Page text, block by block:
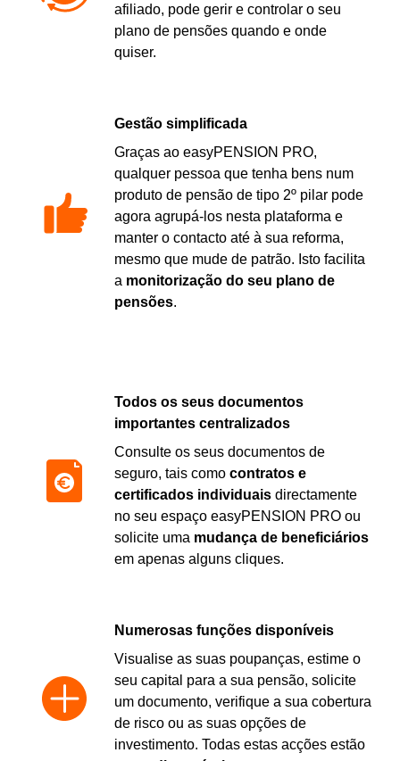
afiliado, pode gerir e controlar o seu
plano de pensões quando e onde
quiser.
Gestão simplificada
Graças ao easyPENSION PRO,
qualquer pessoa que tenha bens num
produto de pensão de tipo 2º pilar pode
agora agrupá-los nesta plataforma e
manter o contacto até à sua reforma,
mesmo que mude de patrão. Isto facilita
a monitorização do seu plano de
pensões.
Todos os seus documentos
importantes centralizados
Consulte os seus documentos de
seguro, tais como contratos e
certificados individuais directamente
no seu espaço easyPENSION PRO ou
solicite uma mudança de beneficiários
em apenas alguns cliques.
Numerosas funções disponíveis
Visualise as suas poupanças, estime o
seu capital para a sua pensão, solicite
um documento, verifique a sua cobertura
de risco ou as suas opções de
investimento. Todas estas acções estão